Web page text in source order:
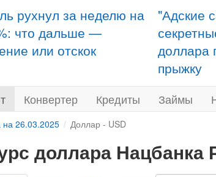
рухнул за неделю на
что дальше —
или отскок
"Адские
доллара
прыжку
Конвертер Кредиты Займы
на 26.03.2025 Доллар - USD
доллара Нацбанка